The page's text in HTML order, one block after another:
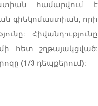
համարվում է
գիեկոմաստիան, որի
Հիվանդությունը
հետ շղթայակցված:
(1/3 դեպքերում):